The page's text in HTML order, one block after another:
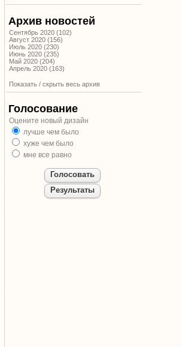
Архив новостей
Сентябрь 2020 (102)
Август 2020 (156)
Июль 2020 (230)
Июнь 2020 (235)
Май 2020 (204)
Апрель 2020 (163)
Показать / скрыть весь архив
Голосование
Оцените новый дизайн
лучше чем было
хуже чем было
мне все равно